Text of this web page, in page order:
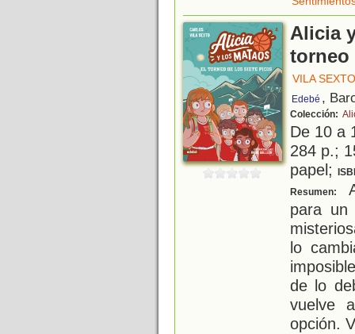
Alicia
torneo
VILA
Edebé ,
Colección:
De 10 a
284 p.;
papel;
Resumen:
para un
lo
de lo
vuelve
opción.